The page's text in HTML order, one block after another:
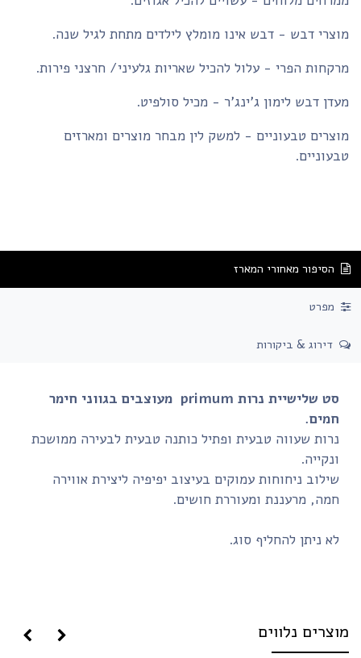
דבש - דבש אינו מומלץ לילדים מתחת לגיל שנה.
הפרי - עלול להכיל שאריות גלעיני/ חרצני פירות.
דבש לימון ג'ינג'ר - מכיל סולפיט.
טבעוניים - למשק לין מבחר מוצרים ומארזים
הסיפור מאחורי המארז
מפרט
דירוג & ביקורות
סט שלישיית נרות primum מעוצבים בגווני חימר
חמים.
נרות שעווה טבעית ופתיל כותנה טבעית לבעירה ממושכת
ונקייה.
שילוב ניחוחות עמוקים בעיצוב יפיפיה ליצירת אווירה
חמה, מרעננת ומעוררת חושים.
לא ניתן להחליף סוג.
נלווים